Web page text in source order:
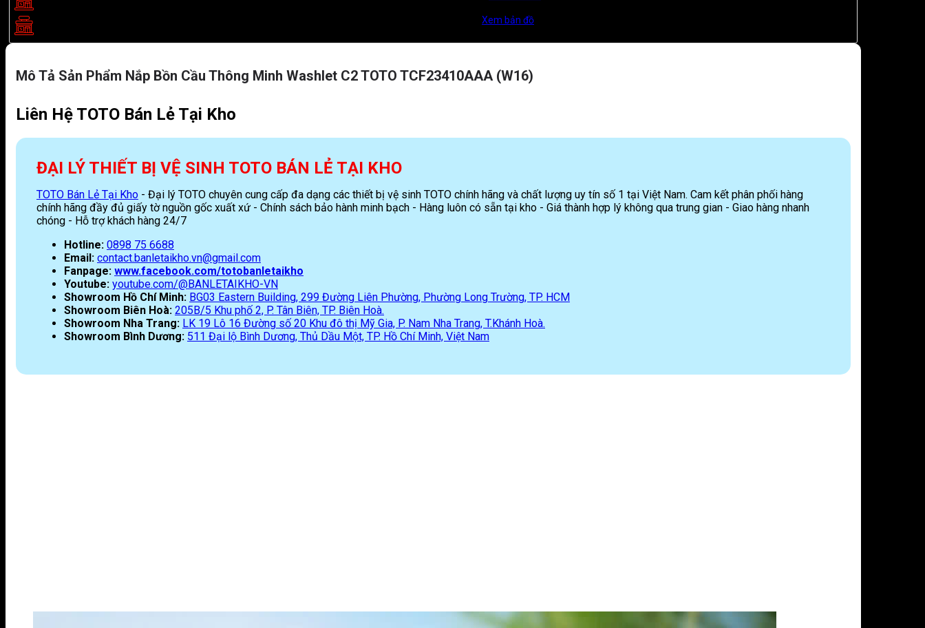
Xem bản đồ
Mô Tả Sản Phẩm Nắp Bồn Cầu Thông Minh Washlet C2 TOTO TCF23410AAA (W16)
Liên Hệ TOTO Bán Lẻ Tại Kho
ĐẠI LÝ THIẾT BỊ VỆ SINH TOTO BÁN LẺ TẠI KHO
TOTO Bán Lẻ Tại Kho - Đại lý TOTO chuyên cung cấp đa dạng các thiết bị vệ sinh TOTO chính hãng và chất lượng uy tín số 1 tại Việt Nam. Cam kết phân phối hàng
chính hãng đầy đủ giấy tờ nguồn gốc xuất xứ - Chính sách bảo hành minh bạch - Hàng luôn có sẵn tại kho - Giá thành hợp lý không qua trung gian - Giao hàng nhanh
chóng - Hỗ trợ khách hàng 24/7
Hotline: 0898 75 6688
Email: contact.banletaikho.vn@gmail.com
Fanpage: www.facebook.com/totobanletaikho
Youtube: youtube.com/@BANLETAIKHO-VN
Showroom Hồ Chí Minh: BG03 Eastern Building, 299 Đường Liên Phường, Phường Long Trường, TP. HCM
Showroom Biên Hoà: 205B/5 Khu phố 2, P. Tân Biên, TP. Biên Hoà.
Showroom Nha Trang: LK 19 Lô 16 Đường số 20 Khu đô thị Mỹ Gia, P. Nam Nha Trang, T.Khánh Hoà.
Showroom Bình Dương: 511 Đại lộ Bình Dương, Thủ Dầu Một, TP. Hồ Chí Minh, Việt Nam